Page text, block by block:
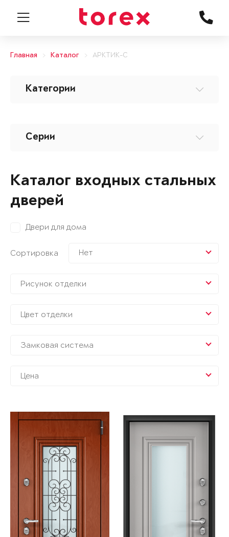
Главная Каталог АРКТИК-С
Категории
Серии
Каталог входных стальных
дверей
Двери для дома
Сортировка Нет
Рисунок отделки
Цвет отделки
Замковая система
Цена